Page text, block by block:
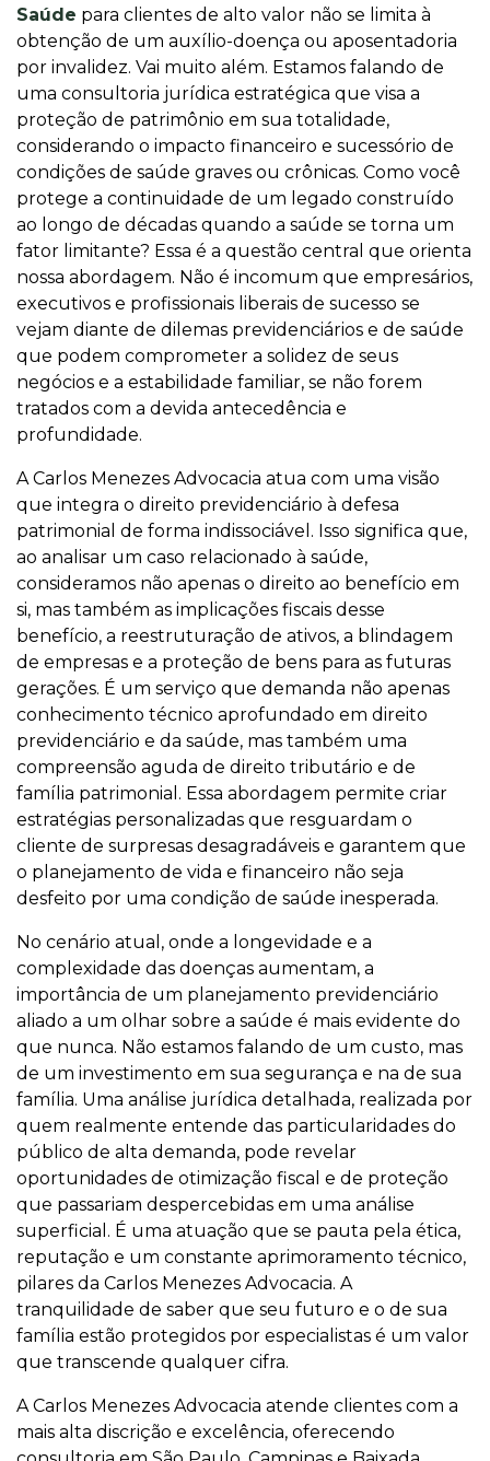
Saúde para clientes de alto valor não se limita à
obtenção de um auxílio-doença ou aposentadoria
por invalidez. Vai muito além. Estamos falando de
uma consultoria jurídica estratégica que visa a
proteção de patrimônio em sua totalidade,
considerando o impacto financeiro e sucessório de
condições de saúde graves ou crônicas. Como você
protege a continuidade de um legado construído
ao longo de décadas quando a saúde se torna um
fator limitante? Essa é a questão central que orienta
nossa abordagem. Não é incomum que empresários,
executivos e profissionais liberais de sucesso se
vejam diante de dilemas previdenciários e de saúde
que podem comprometer a solidez de seus
negócios e a estabilidade familiar, se não forem
tratados com a devida antecedência e
profundidade.
A Carlos Menezes Advocacia atua com uma visão
que integra o direito previdenciário à defesa
patrimonial de forma indissociável. Isso significa que,
ao analisar um caso relacionado à saúde,
consideramos não apenas o direito ao benefício em
si, mas também as implicações fiscais desse
benefício, a reestruturação de ativos, a blindagem
de empresas e a proteção de bens para as futuras
gerações. É um serviço que demanda não apenas
conhecimento técnico aprofundado em direito
previdenciário e da saúde, mas também uma
compreensão aguda de direito tributário e de
família patrimonial. Essa abordagem permite criar
estratégias personalizadas que resguardam o
cliente de surpresas desagradáveis e garantem que
o planejamento de vida e financeiro não seja
desfeito por uma condição de saúde inesperada.
No cenário atual, onde a longevidade e a
complexidade das doenças aumentam, a
importância de um planejamento previdenciário
aliado a um olhar sobre a saúde é mais evidente do
que nunca. Não estamos falando de um custo, mas
de um investimento em sua segurança e na de sua
família. Uma análise jurídica detalhada, realizada por
quem realmente entende das particularidades do
público de alta demanda, pode revelar
oportunidades de otimização fiscal e de proteção
que passariam despercebidas em uma análise
superficial. É uma atuação que se pauta pela ética,
reputação e um constante aprimoramento técnico,
pilares da Carlos Menezes Advocacia. A
tranquilidade de saber que seu futuro e o de sua
família estão protegidos por especialistas é um valor
que transcende qualquer cifra.
A Carlos Menezes Advocacia atende clientes com a
mais alta discrição e excelência, oferecendo